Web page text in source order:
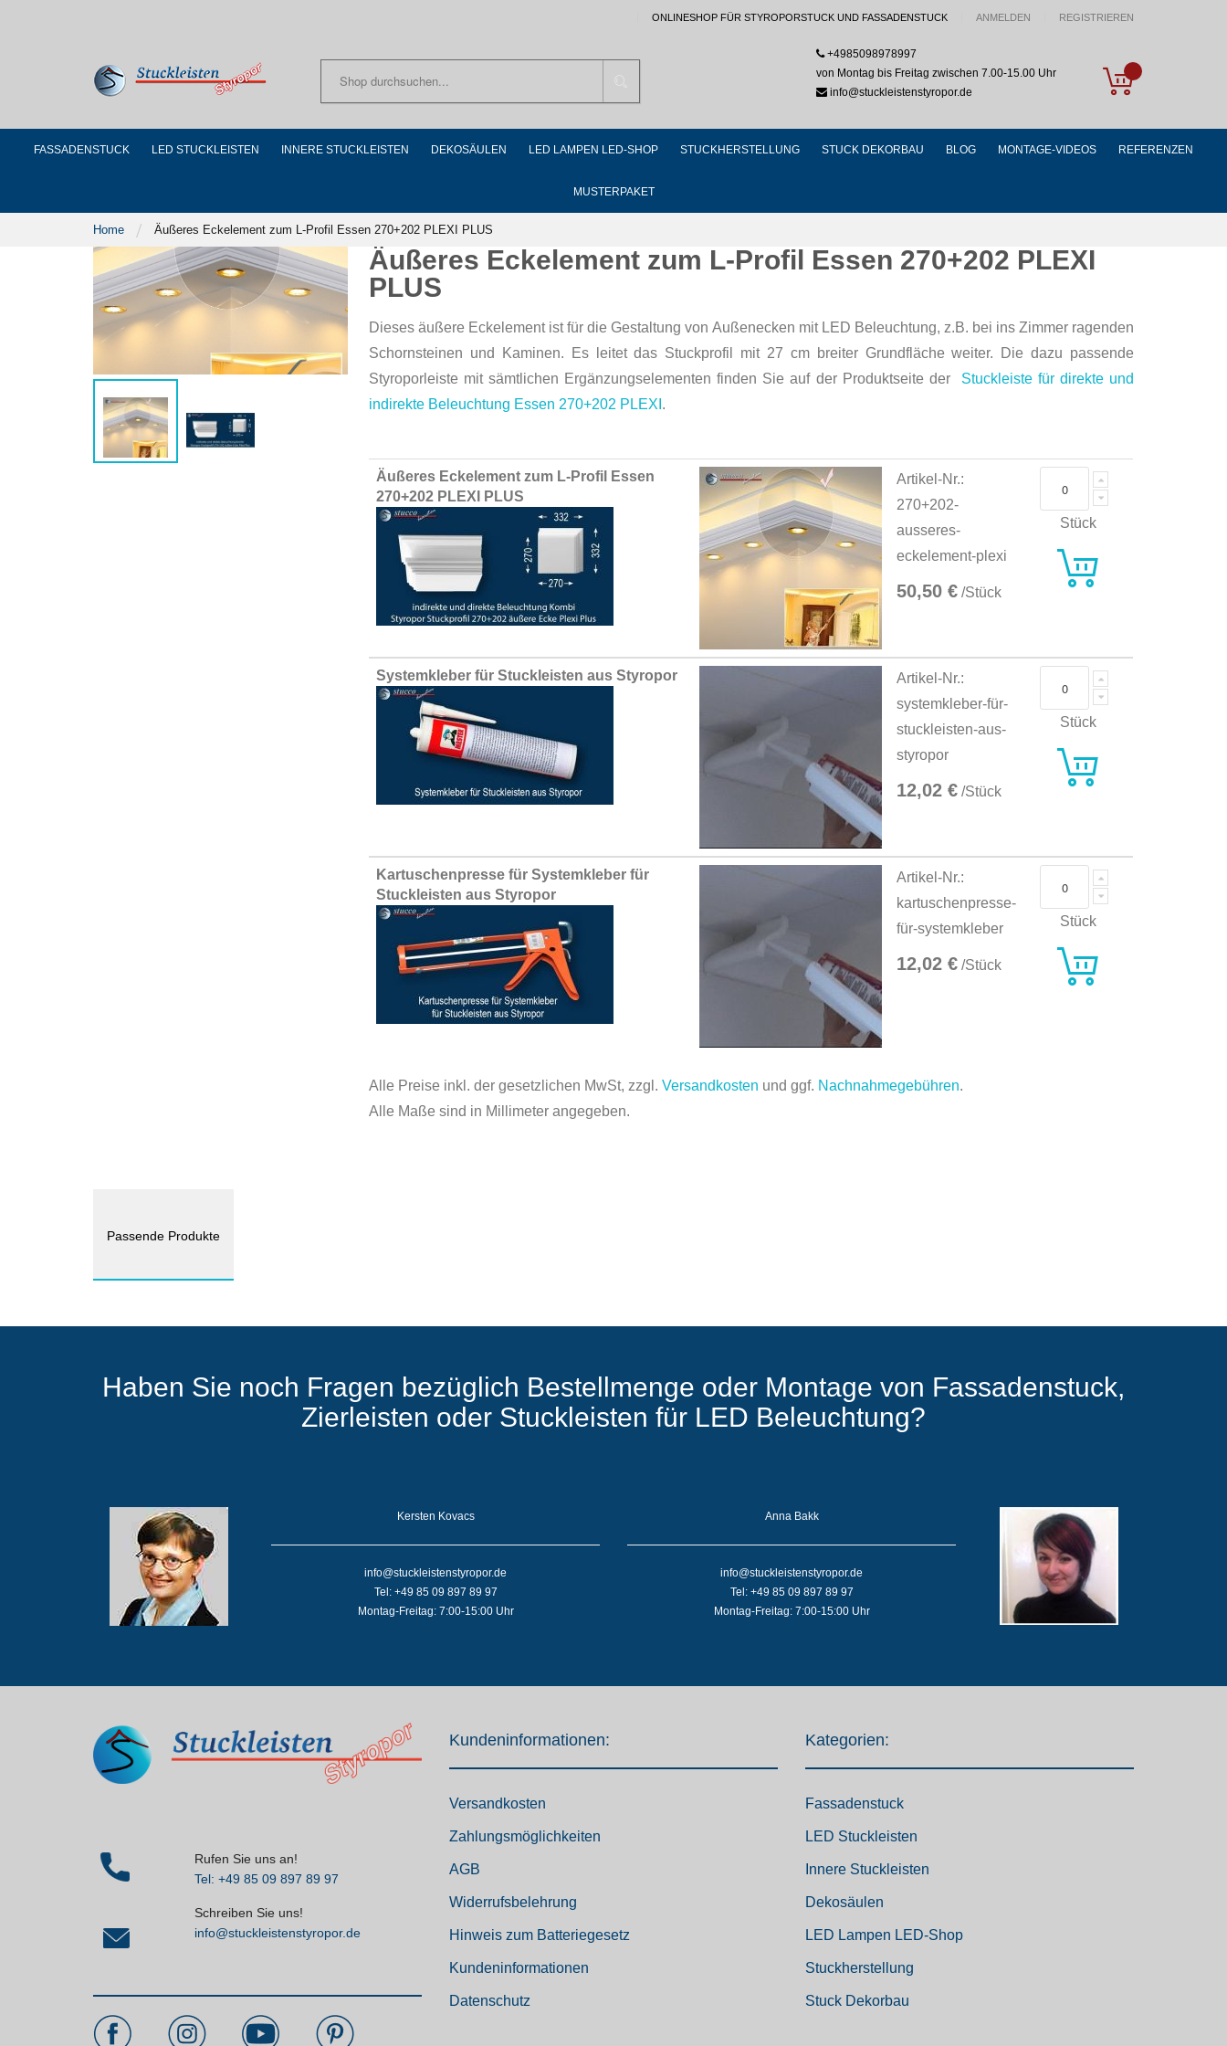
ONLINESHOP FÜR STYROPORSTUCK UND FASSADENSTUCK ANMELDEN REGISTRIEREN
My Cart
+4985098978997
von Montag bis Freitag zwischen 7.00-15.00 Uhr
info@stuckleistenstyropor.de
FASSADENSTUCK LED STUCKLEISTEN INNERE STUCKLEISTEN DEKOSÄULEN LED LAMPEN LED-SHOP STUCKHERSTELLUNG STUCK DEKORBAU BLOG MONTAGE-VIDEOS REFERENZEN
MUSTERPAKET
Home Äußeres Eckelement zum L-Profil Essen 270+202 PLEXI PLUS
Äußeres Eckelement zum L-Profil Essen 270+202 PLEXI
PLUS
Dieses äußere Eckelement ist für die Gestaltung von Außenecken mit LED Beleuchtung, z.B. bei ins Zimmer ragenden
Schornsteinen und Kaminen. Es leitet das Stuckprofil mit 27 cm breiter Grundfläche weiter. Die dazu passende
Styroporleiste mit sämtlichen Ergänzungselementen finden Sie auf der Produktseite der Stuckleiste für direkte und
indirekte Beleuchtung Essen 270+202 PLEXI .
Grouped
product
items
Äußeres Eckelement zum L-Profil Essen
270+202 PLEXI PLUS
Artikel-Nr.:
270+202-
ausseres-
eckelement-plexi
50,50 € /Stück
Stück
Systemkleber für Stuckleisten aus Styropor
Artikel-Nr.:
systemkleber-für-
stuckleisten-aus-
styropor
12,02 € /Stück
Stück
Kartuschenpresse für Systemkleber für
Stuckleisten aus Styropor
Artikel-Nr.:
kartuschenpresse-
für-systemkleber
12,02 € /Stück
Stück
Alle Preise inkl. der gesetzlichen MwSt, zzgl.Versandkosten und ggf. Nachnahmegebühren.
Alle Maße sind in Millimeter angegeben.
Passende Produkte
Haben Sie noch Fragen bezüglich Bestellmenge oder Montage von Fassadenstuck,
Zierleisten oder Stuckleisten für LED Beleuchtung?
Kersten Kovacs
info@stuckleistenstyropor.de
Tel: +49 85 09 897 89 97
Montag-Freitag: 7:00-15:00 Uhr
Anna Bakk
info@stuckleistenstyropor.de
Tel: +49 85 09 897 89 97
Montag-Freitag: 7:00-15:00 Uhr
Rufen Sie uns an!
Tel: +49 85 09 897 89 97
Schreiben Sie uns!
info@stuckleistenstyropor.de
Kundeninformationen:
Versandkosten
Zahlungsmöglichkeiten
AGB
Widerrufsbelehrung
Hinweis zum Batteriegesetz
Kundeninformationen
Datenschutz
Kategorien:
Fassadenstuck
LED Stuckleisten
Innere Stuckleisten
Dekosäulen
LED Lampen LED-Shop
Stuckherstellung
Stuck Dekorbau